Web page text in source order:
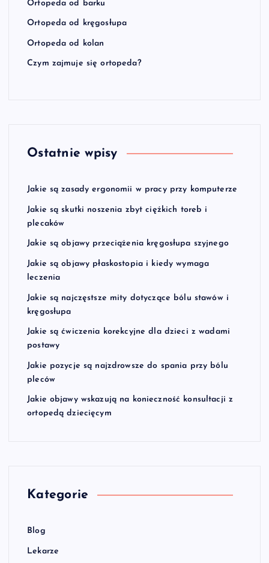
Ortopeda od barku
Ortopeda od kręgosłupa
Ortopeda od kolan
Czym zajmuje się ortopeda?
Ostatnie wpisy
Jakie są zasady ergonomii w pracy przy komputerze
Jakie są skutki noszenia zbyt ciężkich toreb i
plecaków
Jakie są objawy przeciążenia kręgosłupa szyjnego
Jakie są objawy płaskostopia i kiedy wymaga
leczenia
Jakie są najczęstsze mity dotyczące bólu stawów i
kręgosłupa
Jakie są ćwiczenia korekcyjne dla dzieci z wadami
postawy
Jakie pozycje są najzdrowsze do spania przy bólu
pleców
Jakie objawy wskazują na konieczność konsultacji z
ortopedą dziecięcym
Kategorie
Blog
Lekarze